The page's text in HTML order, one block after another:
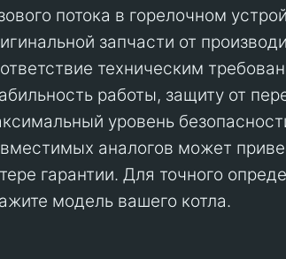
потока в горелочном
запчасти от
техническим
работы, защиту от
уровень
аналогов может
гарантии. Для точного
модель вашего котла.